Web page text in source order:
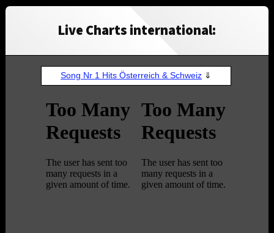
Live Charts international: